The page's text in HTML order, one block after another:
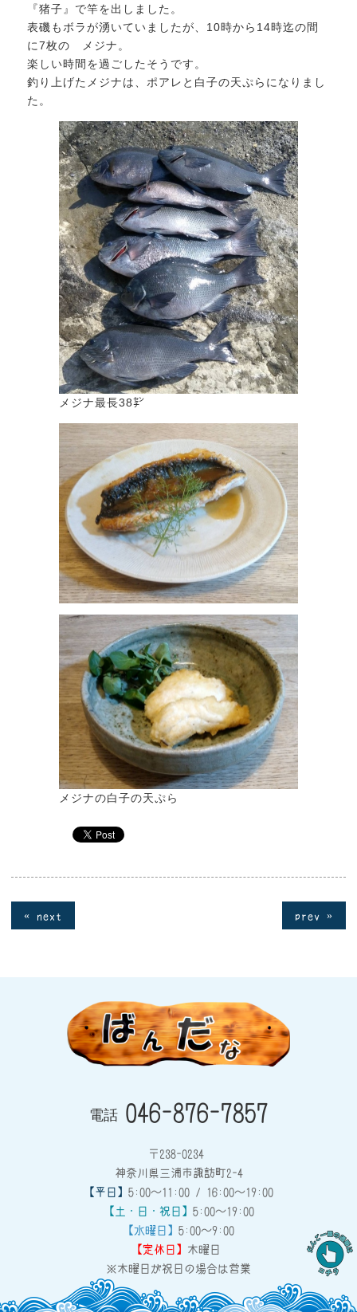
『猪子』で竿を出しました。
表磯もボラが湧いていましたが、10時から14時迄の間
に7枚の メジナ。
楽しい時間を過ごしたそうです。
釣り上げたメジナは、ポアレと白子の天ぷらになりまし
た。
メジナ最長38㌢
メジナの白子の天ぷら
« next prev »
電話 046-876-7857
〒238-0234
神奈川県三浦市諏訪町2-4
【平日】 5:00～11:00 / 16:00～19:00
【土・日・祝日】 5:00～19:00
【水曜日】 5:00～9:00
【定休日】
木曜日
※木曜日が祝日の場合は営業